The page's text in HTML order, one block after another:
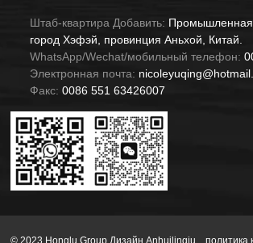
Штаб-квартира Добавить:
город Хэфэй, провинция Аньхой, Китай.
WhatsApp/Wechat/мобильный телефон:
Электронная почта:
Факс: 0086 551 63426007